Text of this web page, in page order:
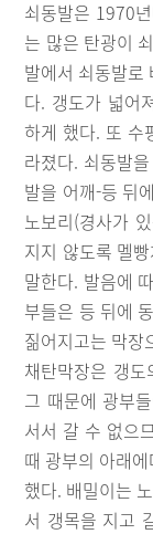
쇠동발은 1970
는 많은 탄광이
발에서 쇠동발로
다. 갱도가 넓어
하게 했다. 또 수
라졌다. 쇠동발
발을 어깨-등 뒤
노보리(경사가
지지 않도록 멜
말한다. 발음에
부들은 등 뒤에
짊어지고는 막장
채탄막장은 갱
그 때문에 광부
서서 갈 수 없으
때 광부의 아래
했다. 배밀이는
서 갱목을 지고